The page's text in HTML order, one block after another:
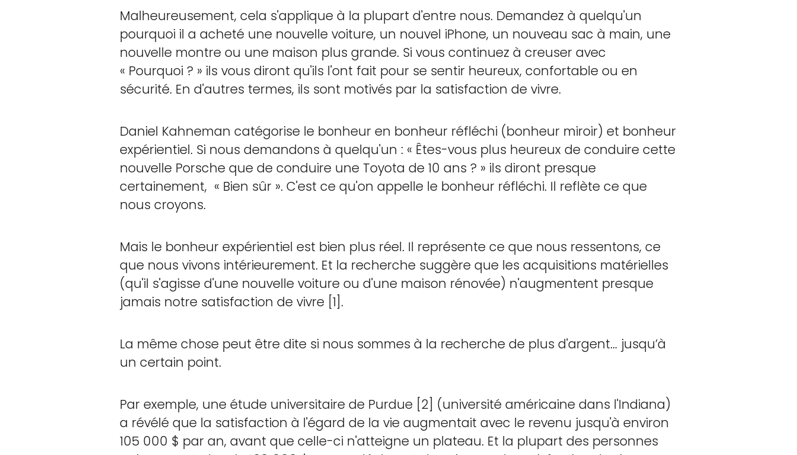
Malheureusement, cela s'applique à la plupart d'entre nous. Demandez à quelqu'un
pourquoi il a acheté une nouvelle voiture, un nouvel iPhone, un nouveau sac à main, une
nouvelle montre ou une maison plus grande. Si vous continuez à creuser avec
« Pourquoi ? » ils vous diront qu'ils l'ont fait pour se sentir heureux, confortable ou en
sécurité. En d'autres termes, ils sont motivés par la satisfaction de vivre.
Daniel Kahneman catégorise le bonheur en bonheur réfléchi (bonheur miroir) et bonheur
expérientiel. Si nous demandons à quelqu'un : « Êtes-vous plus heureux de conduire cette
nouvelle Porsche que de conduire une Toyota de 10 ans ? » ils diront presque
certainement, « Bien sûr ». C'est ce qu'on appelle le bonheur réfléchi. Il reflète ce que
nous croyons.
Mais le bonheur expérientiel est bien plus réel. Il représente ce que nous ressentons, ce
que nous vivons intérieurement. Et la recherche suggère que les acquisitions matérielles
(qu'il s'agisse d'une nouvelle voiture ou d'une maison rénovée) n'augmentent presque
jamais notre satisfaction de vivre [1].
La même chose peut être dite si nous sommes à la recherche de plus d'argent… jusqu’à
un certain point.
Par exemple, une étude universitaire de Purdue [2] (université américaine dans l'Indiana)
a révélé que la satisfaction à l'égard de la vie augmentait avec le revenu jusqu'à environ
105 000 $ par an, avant que celle-ci n'atteigne un plateau. Et la plupart des personnes